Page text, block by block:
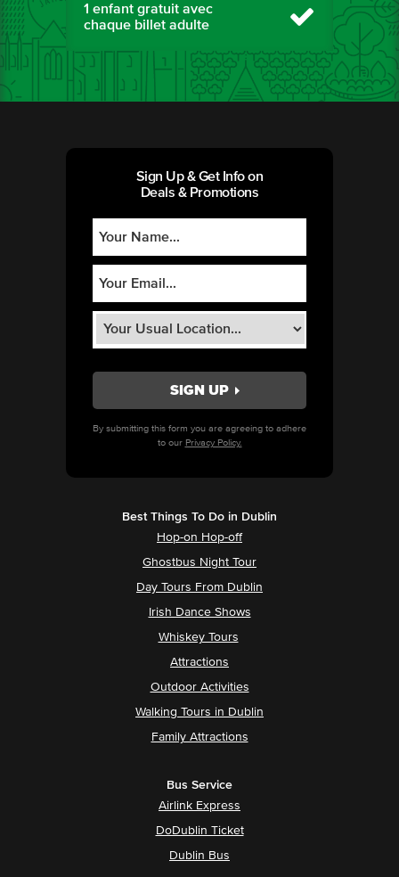
1 enfant gratuit avec
chaque billet adulte
Sign Up & Get Info on
Deals & Promotions
By submitting this form you are agreeing to adhere
to our Privacy Policy.
Best Things To Do in Dublin
Hop-on Hop-off
Ghostbus Night Tour
Day Tours From Dublin
Irish Dance Shows
Whiskey Tours
Attractions
Outdoor Activities
Walking Tours in Dublin
Family Attractions
Bus Service
Airlink Express
DoDublin Ticket
Dublin Bus